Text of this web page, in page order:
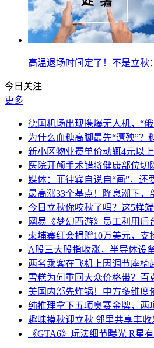
高温退场时间定了！不是立
今日关注
更多
德国机场出现携爆无人机，“俄
为什么血糖高脚最先“遭殃”
新小区物业费单价动辄4元以
医院开颅手术错将健康部位
媒体：菲律宾自说自“画”，还
最高涨33个基点！降息潮下，
今日立秋你咬秋了吗？这5样
网易《梦幻西游》员工利用后
柬埔寨红会捐赠10万美元，支
A股三大股指收涨，半导体设
两名乘客在飞机上因调节座
雪糕为何重回大众价格带？百
美国内部先炸锅！中方多维度
纯推理拿下五项奥赛金牌，两
趣味摸秋迎立秋 邻里共享丰
《GTA6》玩法细节曝光 R星